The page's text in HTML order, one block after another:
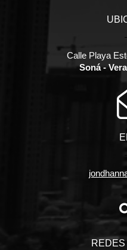
Calle Playa
Soná -